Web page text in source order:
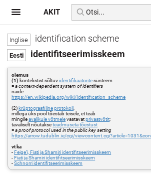
identification scheme
identifitseerimisskeem
olemus
(1) kontekstist sõltuvidentifikaatoritesüsteem
=a context-dependent system of identifiers
näide
https://en.wikipedia.org/wiki/Identification_scheme
(2) krüptograafilineprotokoll
millega üks pool tõestab teisele, et teab
mingileavalikule võtmelevastavatprivaatvõtit;
tavaliselt nõutakseteadmuseta tõestust
=a proof protocol used in the public key setting
https://arrow.tudublin.ie/cgi/
vt ka
-Feige’i, Fiati ja Shamiri identifitseerimisskeem
-Fiati ja Shamiri identifitseerimisskeem
-Schnorri identifitseerimisskeem
AKIT